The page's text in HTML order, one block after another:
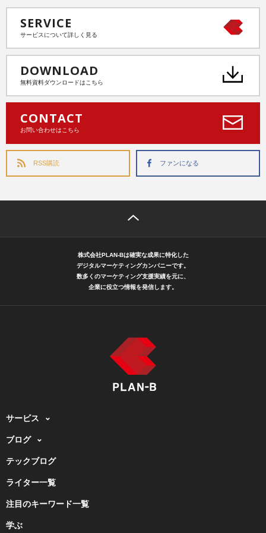
SERVICE
サービスについて詳しく見る
DOWNLOAD
無料資料ダウンロードはこちら
CONTACT
お問い合わせはこちら
RSS購読 ファンになる
株式会社PLAN-Bは確実な成果に特化した
デジタルマーケティングカンパニーです。
数多くのマーケティング支援実績を元に、
企業に役立つ情報を発信します。
サービス
ブログ
テックブログ
ライター一覧
注目のキーワード一覧
学ぶ